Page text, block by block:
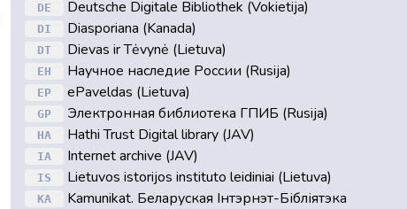
DE Deutsche Digitale Bibliothek (Vokietija)
DI Diasporiana (Kanada)
DT Dievas ir Tėvynė (Lietuva)
EH Научное наследие России (Rusija)
EP ePaveldas (Lietuva)
GP Электронная библиотека ГПИБ (Rusija)
HA Hathi Trust Digital library (JAV)
IA Internet archive (JAV)
IS Lietuvos istorijos instituto leidiniai (Lietuva)
KA
Kamunikat. Беларуская Інтэрнэт-Бібліятэка